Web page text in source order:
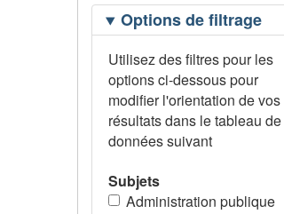
Filtrage
desOptions de filtrage
Utilisez des filtres pour les
options ci-dessous pour
modifier l'orientation de vos
résultats dans le tableau de
données suivant
Subjets
Administration publique